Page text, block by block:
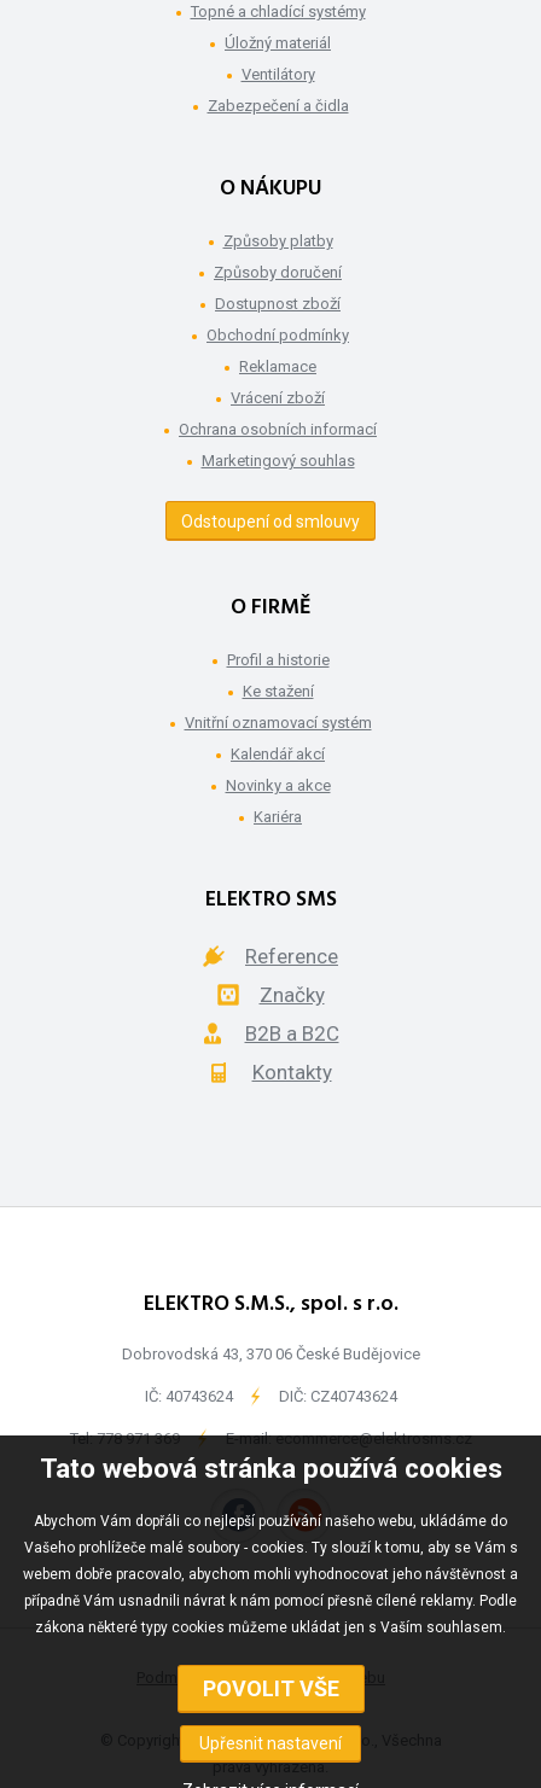
Tato webová stránka používá cookies
Abychom Vám dopřáli co nejlepší používání našeho webu, ukládáme do
Vašeho prohlížeče malé soubory - cookies. Ty slouží k tomu, aby se Vám s
webem dobře pracovalo, abychom mohli vyhodnocovat jeho návštěvnost a
případně Vám usnadnili návrat k nám pomocí přesně cílené reklamy. Podle
zákona některé typy cookies můžeme ukládat jen s Vaším souhlasem.
Topné a chladící systémy
Úložný materiál
Ventilátory
Zabezpečení a čidla
O NÁKUPU
Způsoby platby
Způsoby doručení
Dostupnost zboží
Obchodní podmínky
Reklamace
Vrácení zboží
Ochrana osobních informací
Marketingový souhlas
Odstoupení od smlouvy
O FIRMĚ
Profil a historie
Ke stažení
Vnitřní oznamovací systém
Kalendář akcí
Novinky a akce
Kariéra
ELEKTRO SMS
Reference
Značky
B2B a B2C
Kontakty
ELEKTRO S.M.S., spol. s r.o.
Dobrovodská 43, 370 06 České Budějovice
IČ: 40743624 - DIČ: CZ40743624
Tel:778 971 369 - E-mail:ecommerce@elektrosms.cz
Podmínky užívání Mapa webu
© Copyright ELEKTRO S.M.S., spol s r.o., Všechna
práva vyhrazena.